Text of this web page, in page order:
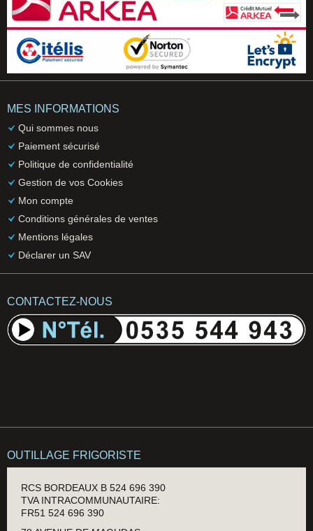
MES INFORMATIONS
Qui sommes nous
Paiement sécurisé
Politique de confidentialité
Gestion de vos Cookies
Mon compte
Conditions générales de ventes
Mentions légales
Déclarer un SAV
CONTACTEZ-NOUS
OUTILLAGE FRIGORISTE
RCS BORDEAUX B 524 696 390
TVA INTRACOMMUNAUTAIRE:
FR51 524 696 390